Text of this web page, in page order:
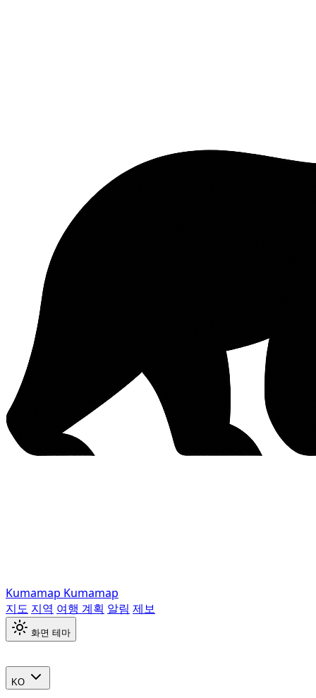
Kumamap Kumamap
지도 지역 여행 계획 알림 제보
화면 테마
KO